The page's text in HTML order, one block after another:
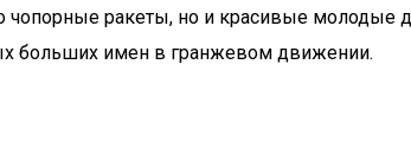
чопорные ракеты, но и красивые
больших имен в гранжевом движении.